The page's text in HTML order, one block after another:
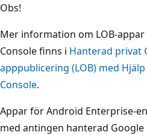
Obs!
Mer information om LOB-
Console finns i Hanterad privat
apppublicering (LOB) med
Console.
Appar för Android Enterprise-
med antingen hanterad